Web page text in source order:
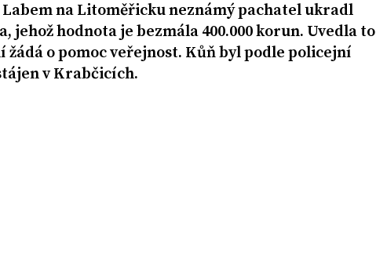
Labem na Litoměřicku neznámý pachatel ukradl
jehož hodnota je bezmála 400.000 korun. Uvedla to
o pomoc veřejnost. Kůň byl podle policejní
v Krabčicích.